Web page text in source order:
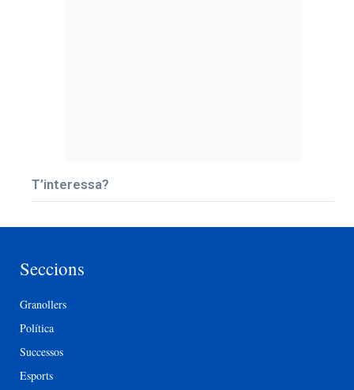
T’interessa?
Seccions
Granollers
Política
Successos
Esports